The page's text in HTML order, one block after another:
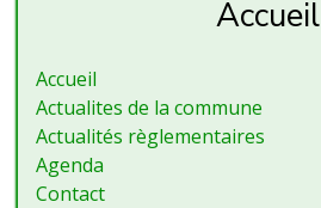
Accueil
Accueil
Actualites de la commune
Actualités règlementaires
Agenda
Contact